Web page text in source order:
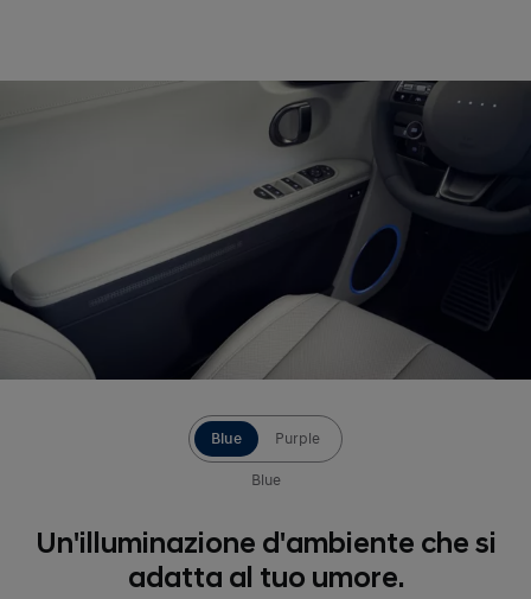
Un'illuminazione d'ambiente che si
adatta al tuo umore.
Blue Purple
Blue